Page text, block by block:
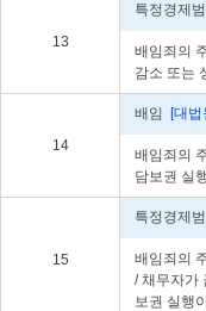
13
특정경제
배임죄의
감소 또는
14
배임 [대
배임죄의
담보권 실
15
특정경제
배임죄의
/ 채무자가
보권 실행